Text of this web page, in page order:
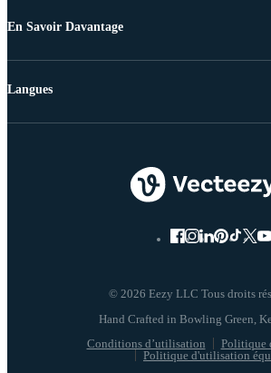
En Savoir Davantage
© 2026 Eezy LLC Tous droits
Conditions d’utilisation
Politique
Politique d'utilisation
Langues